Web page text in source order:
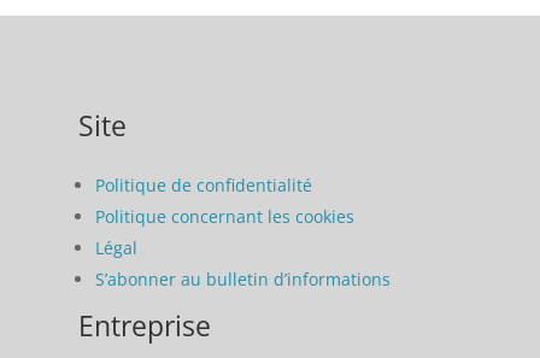
Site
Politique de confidentialité
Politique concernant les cookies
Légal
S’abonner au bulletin d’informations
Entreprise